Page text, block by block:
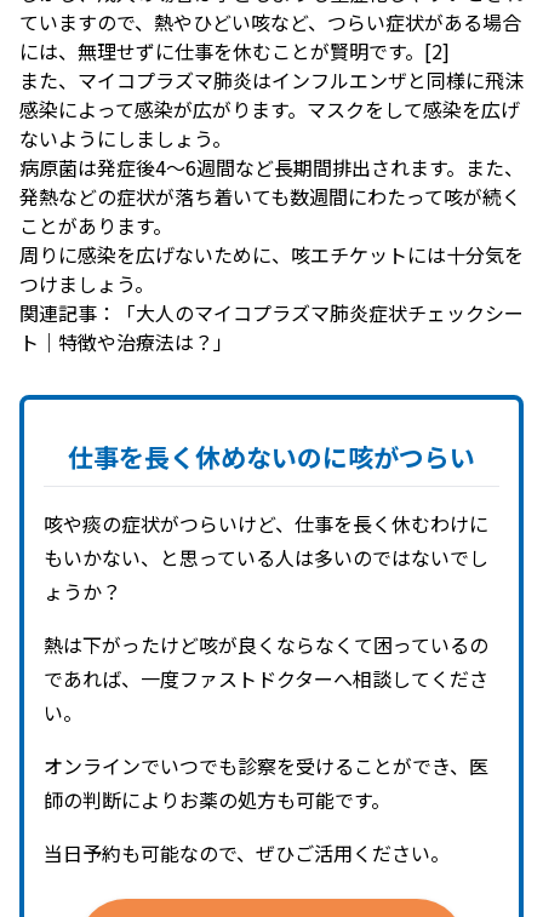
ていますので、熱やひどい咳など、つらい症状がある場合
には、無理せずに仕事を休むことが賢明です。 [2]
また、マイコプラズマ肺炎はインフルエンザと同様に飛沫
感染によって感染が広がります。マスクをして感染を広げ
ないようにしましょう。
病原菌は発症後4〜6週間など長期間排出されます。また、
発熱などの症状が落ち着いても数週間にわたって咳が続く
ことがあります。
周りに感染を広げないために、咳エチケットには十分気を
つけましょう。
関連記事：
「大人のマイコプラズマ肺炎症状チェックシー
ト｜特徴や治療法は？」
仕事を長く休めないのに咳がつらい
咳や痰の症状がつらいけど、仕事を長く休むわけに
もいかない、と思っている人は多いのではないでし
ょうか？
熱は下がったけど咳が良くならなくて困っているの
であれば、一度ファストドクターへ相談してくださ
い。
オンラインでいつでも診察を受けることができ、医
師の判断によりお薬の処方も可能です。
当日予約も可能なので、ぜひご活用ください。